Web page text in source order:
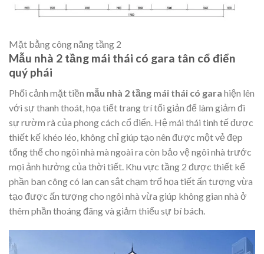
Mặt bằng công năng tầng 2
Mẫu nhà 2 tầng mái thái có gara tân cổ điển
quý phái
Phối cảnh mặt tiền mẫu nhà 2 tầng mái thái có gara hiện lên
với sự thanh thoát, họa tiết trang trí tối giản để làm giảm đi
sự rườm rà của phong cách cổ điển. Hệ mái thái tinh tế được
thiết kế khéo léo, không chỉ giúp tạo nên được một vẻ đẹp
tổng thể cho ngôi nhà mà ngoài ra còn bảo vệ ngôi nhà trước
mọi ảnh hưởng của thời tiết. Khu vực tầng 2 được thiết kế
phần ban công có lan can sắt chạm trổ họa tiết ấn tượng vừa
tạo được ấn tượng cho ngôi nhà vừa giúp không gian nhà ở
thêm phần thoáng đãng và giảm thiểu sự bí bách.